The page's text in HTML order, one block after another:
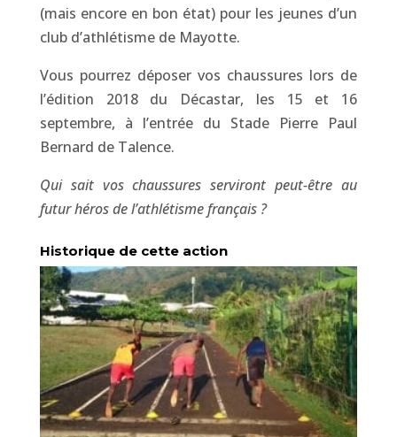
(mais encore en bon état) pour les jeunes d’un
club d’athlétisme de Mayotte.
Vous pourrez déposer vos chaussures lors de
l’édition 2018 du Décastar, les 15 et 16
septembre, à l’entrée du Stade Pierre Paul
Bernard de Talence.
Qui sait vos chaussures serviront peut-être au
futur héros de l’athlétisme français ?
Historique de cette action